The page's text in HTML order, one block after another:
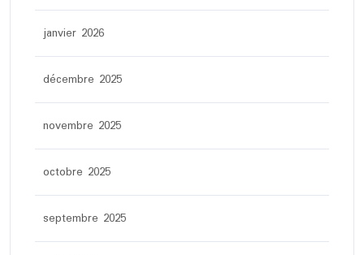
janvier 2026
décembre 2025
novembre 2025
octobre 2025
septembre 2025